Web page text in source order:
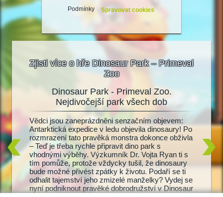
Podmínky
Spravovat cookies
Zjisti více o hře Dinosaur Park – Primeval
Zoo
Pak
celých
zoo
je
Dinosaur Park - Primeval Zoo.
Nejdivočejší park všech dob
Vědci jsou zaneprázdněni senzačním objevem:
Antarktická expedice v ledu objevila dinosaury! Po
rozmrazení tato pravěká monstra dokonce obživla
– Teď je třeba rychle připravit dino park s
vhodnými výběhy. Výzkumník Dr. Vojta Ryan ti s
tím pomůže, protože vždycky tušil, že dinosaury
bude možné přivést zpátky k životu. Podaří se ti
odhalit tajemství jeho zmizelé manželky? Vydej se
nyní podniknout pravěké dobrodružství v Dinosaur
Žijící
a T-
krmení